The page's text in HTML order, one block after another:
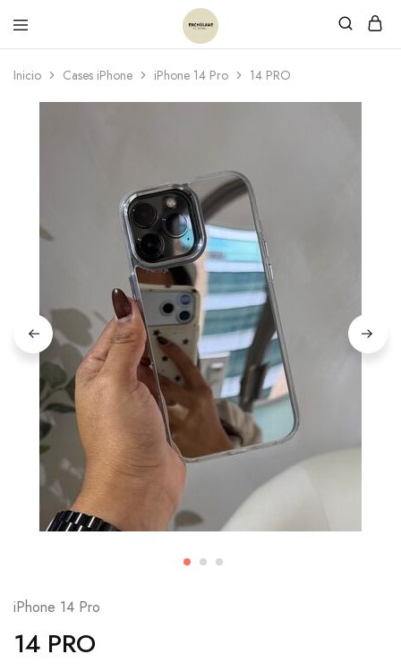
Inicio Cases iPhone iPhone 14 Pro 14 PRO
iPhone 14 Pro
14 PRO